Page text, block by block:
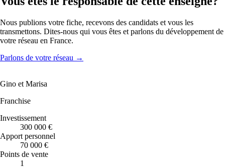
Nous publions votre fiche, recevons des candidats et vous les
transmettons. Dites-nous qui vous êtes et parlons du développement de
votre réseau en France.
Parlons de votre réseau →
Gino et Marisa
Franchise
Investissement
300 000 €
Apport personnel
70 000 €
Points de vente
1